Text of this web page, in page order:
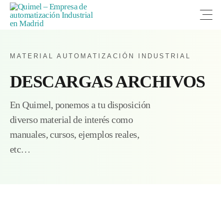
MATERIAL AUTOMATIZACIÓN INDUSTRIAL
DESCARGAS ARCHIVOS
En Quimel, ponemos a tu disposición
diverso material de interés como
manuales, cursos, ejemplos reales,
etc…